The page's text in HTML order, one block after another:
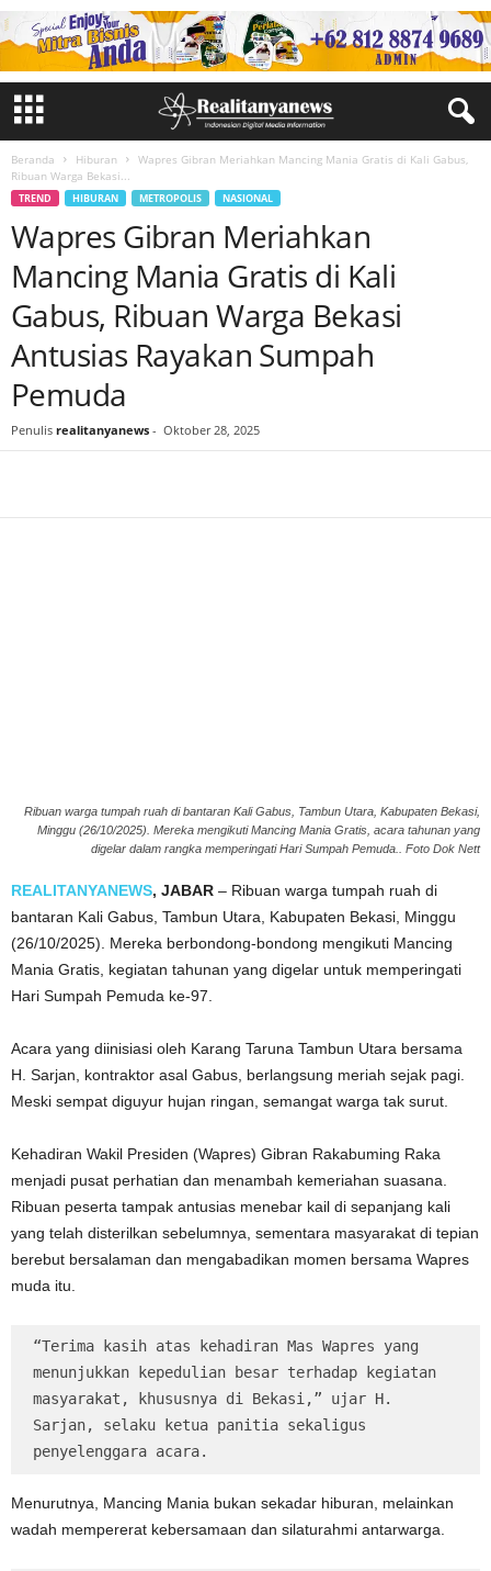
Beranda Hiburan
Wapres Gibran Meriahkan Mancing Mania Gratis di Kali Gabus,
Ribuan Warga Bekasi...
TREND HIBURAN METROPOLIS NASIONAL
Wapres Gibran Meriahkan
Mancing Mania Gratis di Kali
Gabus, Ribuan Warga Bekasi
Antusias Rayakan Sumpah
Pemuda
Penulis realitanyanews - Oktober 28, 2025
Ribuan warga tumpah ruah di bantaran Kali Gabus, Tambun Utara, Kabupaten Bekasi,
Minggu (26/10/2025). Mereka mengikuti Mancing Mania Gratis, acara tahunan yang
digelar dalam rangka memperingati Hari Sumpah Pemuda.. Foto Dok Nett
REALITANYANEWS, JABAR – Ribuan warga tumpah ruah di
bantaran Kali Gabus, Tambun Utara, Kabupaten Bekasi, Minggu
(26/10/2025). Mereka berbondong-bondong mengikuti Mancing
Mania Gratis, kegiatan tahunan yang digelar untuk memperingati
Hari Sumpah Pemuda ke-97.
Acara yang diinisiasi oleh Karang Taruna Tambun Utara bersama
H. Sarjan, kontraktor asal Gabus, berlangsung meriah sejak pagi.
Meski sempat diguyur hujan ringan, semangat warga tak surut.
Kehadiran Wakil Presiden (Wapres) Gibran Rakabuming Raka
menjadi pusat perhatian dan menambah kemeriahan suasana.
Ribuan peserta tampak antusias menebar kail di sepanjang kali
yang telah disterilkan sebelumnya, sementara masyarakat di tepian
berebut bersalaman dan mengabadikan momen bersama Wapres
muda itu.
“Terima kasih atas kehadiran Mas Wapres yang
menunjukkan kepedulian besar terhadap kegiatan
masyarakat, khususnya di Bekasi,” ujar H.
Sarjan, selaku ketua panitia sekaligus
penyelenggara acara.
Menurutnya, Mancing Mania bukan sekadar hiburan, melainkan
wadah mempererat kebersamaan dan silaturahmi antarwarga.